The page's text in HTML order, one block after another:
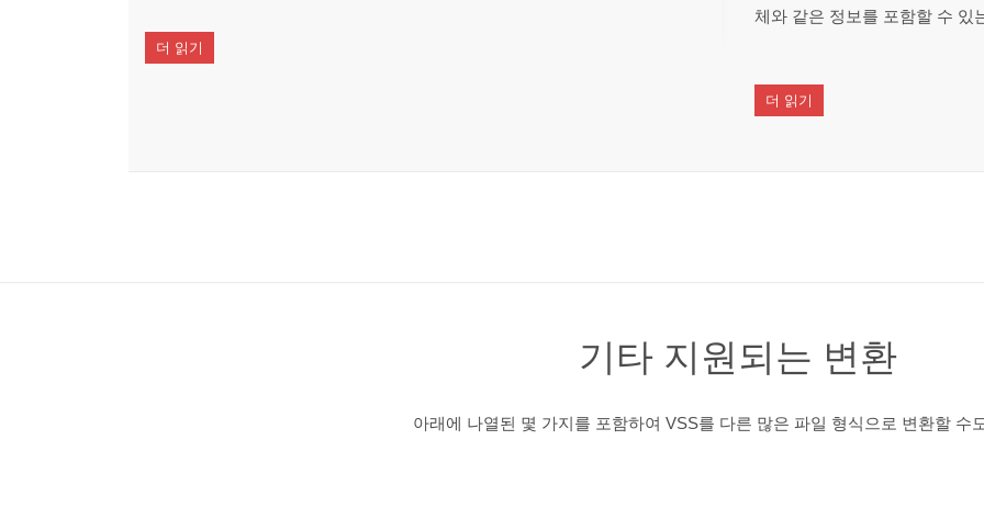
더 읽기
체와 같은 정보를 포함할 수 있
더 읽기
기타 지원되는 변환
아래에 나열된 몇 가지를 포함하여 VSS를 다른 많은 파일 형식으로 변환할 수